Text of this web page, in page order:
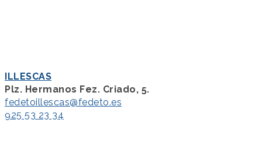
ILLESCAS
Plz. Hermanos Fez. Criado, 5.
fedetoillescas@fedeto.es
925 53 23 34